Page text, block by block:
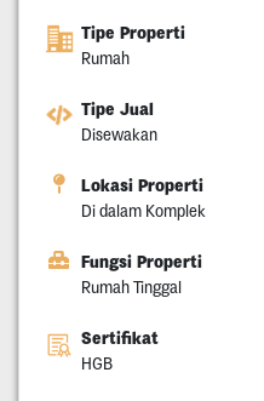
Tipe Properti
Rumah
Tipe Jual
Disewakan
Lokasi Properti
Di dalam Komplek
Fungsi Properti
Rumah Tinggal
Sertifikat
HGB